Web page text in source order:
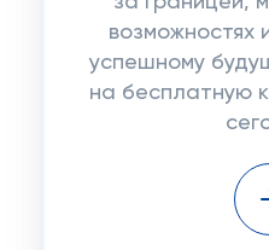
возможностях
успешному
на бесплатную